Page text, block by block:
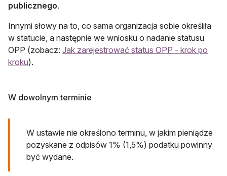
publicznego.
Innymi słowy na to, co sama organizacja sobie określiła
w statucie, a następnie we wniosku o nadanie statusu
OPP (zobacz: Jak zarejestrować status OPP - krok po
kroku).
W dowolnym terminie
W ustawie nie określono terminu, w jakim pieniądze
pozyskane z odpisów 1% (1,5%) podatku powinny
być wydane.